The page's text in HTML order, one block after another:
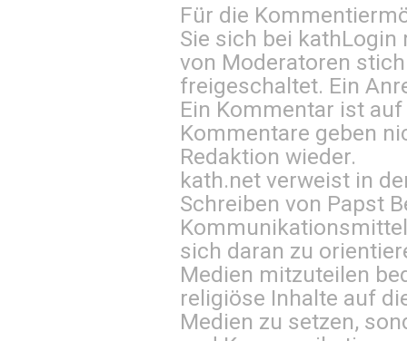
Für die
Sie sich bei kathLogin
von Moderatoren
freigeschaltet. Ein
Ein Kommentar ist
Kommentare geben
Redaktion wieder.
kath.net verweist in
Schreiben von Papst
sich daran zu
Medien mitzuteilen
religiöse Inhalte auf
Medien zu setzen,